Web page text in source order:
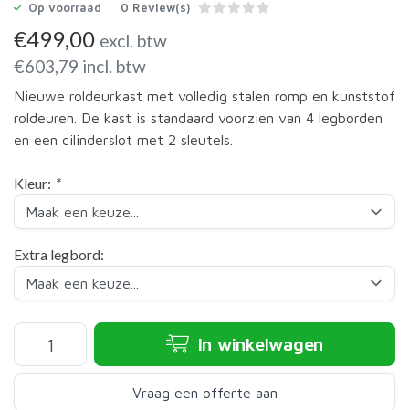
Op voorraad 0 Review(s)
€499,00 excl. btw
€603,79 incl. btw
Nieuwe roldeurkast met volledig stalen romp en kunststof
roldeuren. De kast is standaard voorzien van 4 legborden
en een cilinderslot met 2 sleutels.
Kleur: *
Extra legbord:
In winkelwagen
Vraag een offerte aan